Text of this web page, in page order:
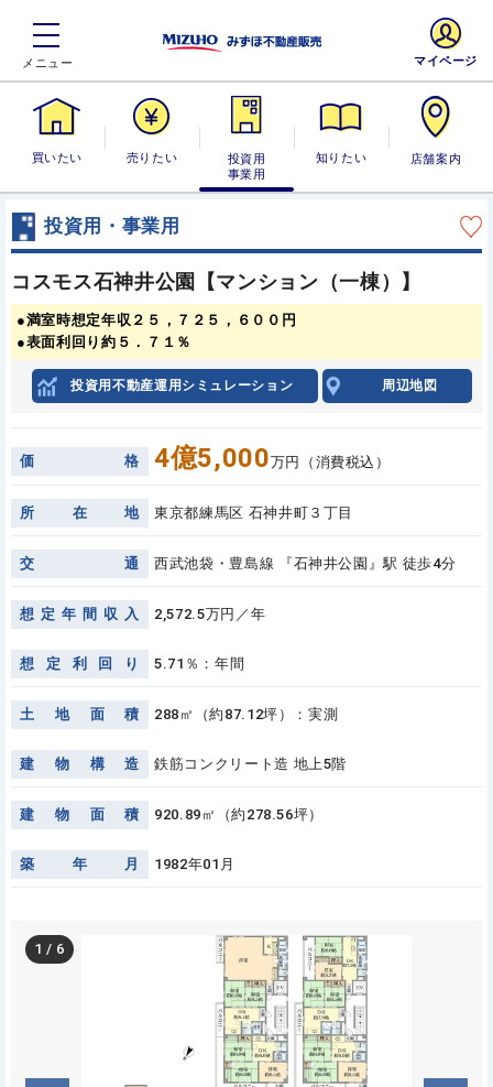
買いたい 売りたい
投資用・事業
用
知りたい 店舗案内
マイページ
投資用・事業用
コスモス石神井公園【マンション（一棟）】
●満室時想定年収２５，７２５，６００円
●表面利回り約５．７１％
投資用不動産運用シミュレーション 周辺地図
価 格 4億5,000万円（消費税込）
所 在 地 東京都練馬区 石神井町３丁目
交 通 西武池袋・豊島線 『石神井公園』駅 徒歩4分
想 定 年 間 収 入 2,572.5万円／年
想 定 利 回 り 5.71％：年間
土 地 面 積 288㎡（約87.12坪）：実測
建 物 構 造 鉄筋コンクリート造 地上5階
建 物 面 積 920.89㎡（約278.56坪）
築 年 月 1982年01月
1 / 6